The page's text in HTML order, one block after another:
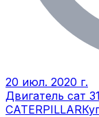
20 июл. 2020 г.
Двигатель сат
CATERPILLAR